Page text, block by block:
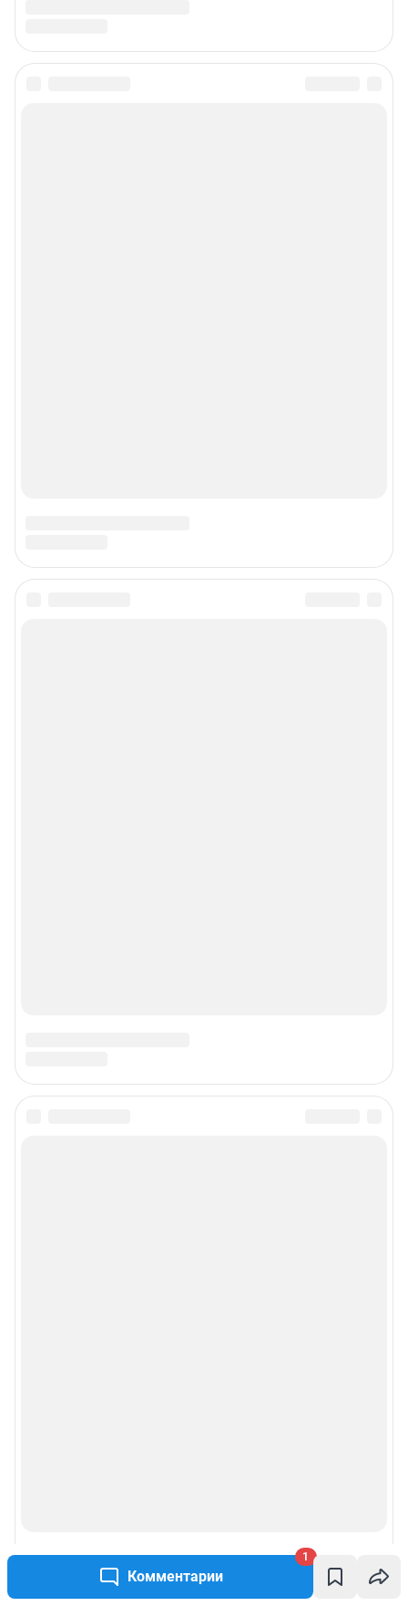
Комментарии
1